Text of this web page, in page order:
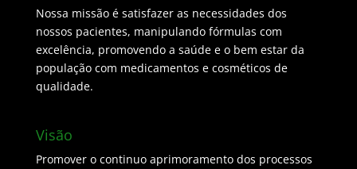
Nossa missão é satisfazer as necessidades dos
nossos pacientes, manipulando fórmulas com
excelência, promovendo a saúde e o bem estar da
população com medicamentos e cosméticos de
qualidade.
Visão
Promover o continuo aprimoramento dos processos